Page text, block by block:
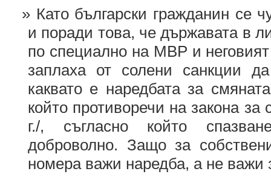
Като български гражданин се
и поради това, че държавата в
по специално на МВР и
заплаха от солени санкции
каквато е наредбата за
който противоречи на закона за
г./, съгласно който
доброволно. Защо за
номера важи наредба, а не важи